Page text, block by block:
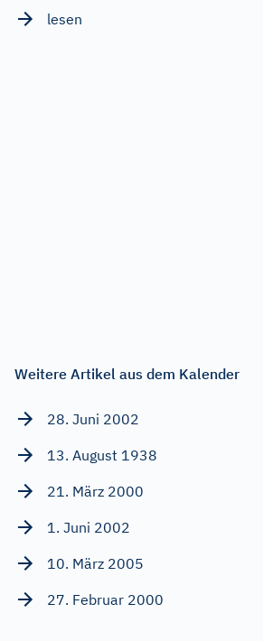
lesen
Weitere Artikel aus dem Kalender
28. Juni 2002
13. August 1938
21. März 2000
1. Juni 2002
10. März 2005
27. Februar 2000